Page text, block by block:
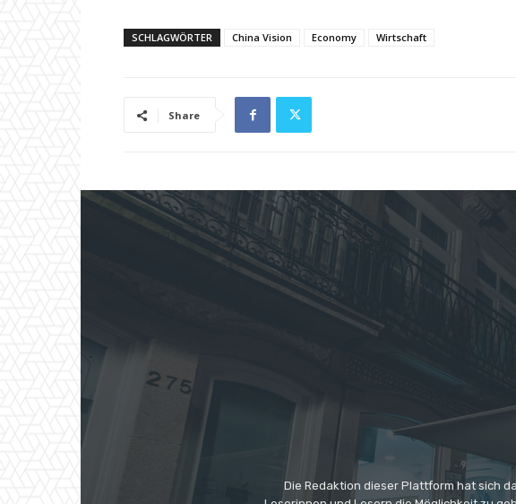
SCHLAGWÖRTER China Vision Economy Wirtschaft
Share
Die Redaktion dieser Plattform hat sich